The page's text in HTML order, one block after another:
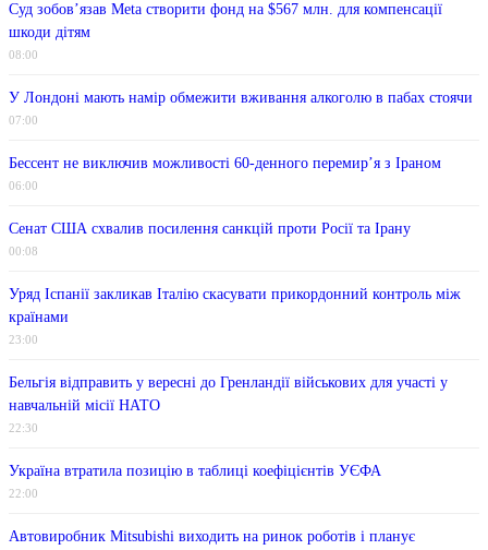
Суд зобов’язав Meta створити фонд на $567 млн. для компенсації
шкоди дітям
08:00
У Лондоні мають намір обмежити вживання алкоголю в пабах стоячи
07:00
Бессент не виключив можливості 60-денного перемир’я з Іраном
06:00
Сенат США схвалив посилення санкцій проти Росії та Ірану
00:08
Уряд Іспанії закликав Італію скасувати прикордонний контроль між
країнами
23:00
Бельгія відправить у вересні до Гренландії військових для участі у
навчальній місії НАТО
22:30
Україна втратила позицію в таблиці коефіцієнтів УЄФА
22:00
Автовиробник Mitsubishi виходить на ринок роботів і планує